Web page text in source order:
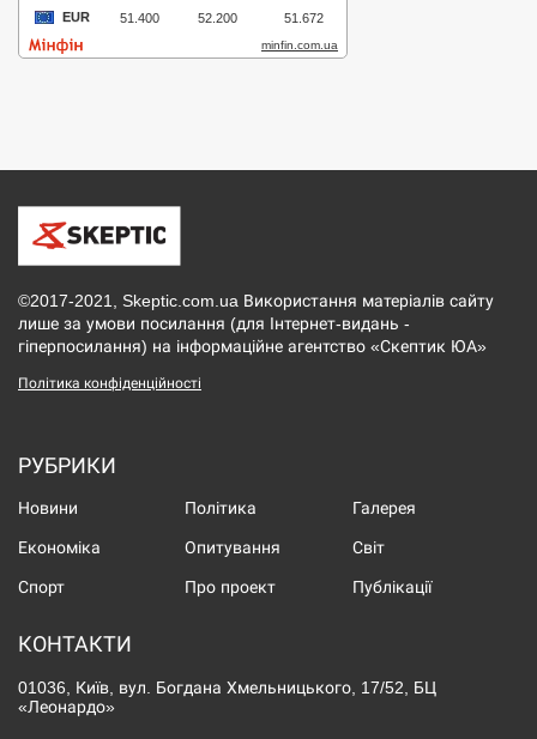
©2017-2021, Skeptic.com.ua Використання матеріалів сайту
лише за умови посилання (для Інтернет-видань -
гіперпосилання) на інформаційне агентство «Скептик ЮА»
Політика конфіденційності
РУБРИКИ
Новини Політика Галерея
Економіка Опитування Світ
Спорт Про проект Публікації
КОНТАКТИ
01036, Київ, вул. Богдана Хмельницького, 17/52, БЦ
«Леонардо»